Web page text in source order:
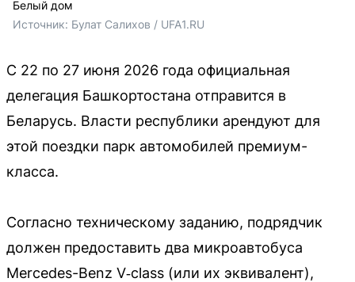
Белый дом
Источник: Булат Салихов / UFA1.RU
С 22 по 27 июня 2026 года официальная
делегация Башкортостана отправится в
Беларусь. Власти республики арендуют для
этой поездки парк автомобилей премиум-
класса.
Согласно техническому заданию, подрядчик
должен предоставить два микроавтобуса
Mercedes-Benz V‑class (или их эквивалент),